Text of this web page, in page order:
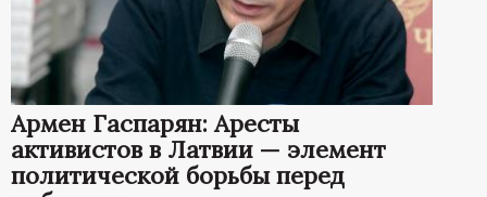
Армен Гаспарян: Аресты
активистов в Латвии — элемент
политической борьбы перед